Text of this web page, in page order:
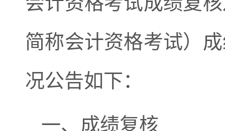
简称会计资格考试）
况公告如下：
一、成绩复核